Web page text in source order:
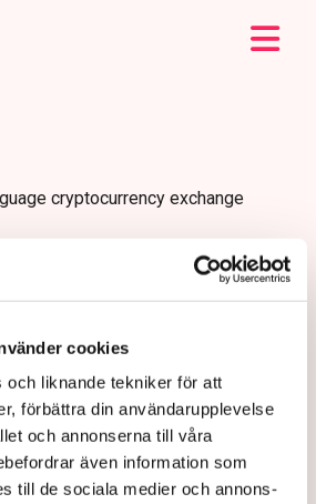
cookies
och liknande tekniker för att
förbättra din användarupplevelse
och annonserna till våra
även information som
till de sociala medier och annons-
cryptocurrency exchange